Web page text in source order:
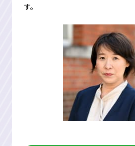
す。